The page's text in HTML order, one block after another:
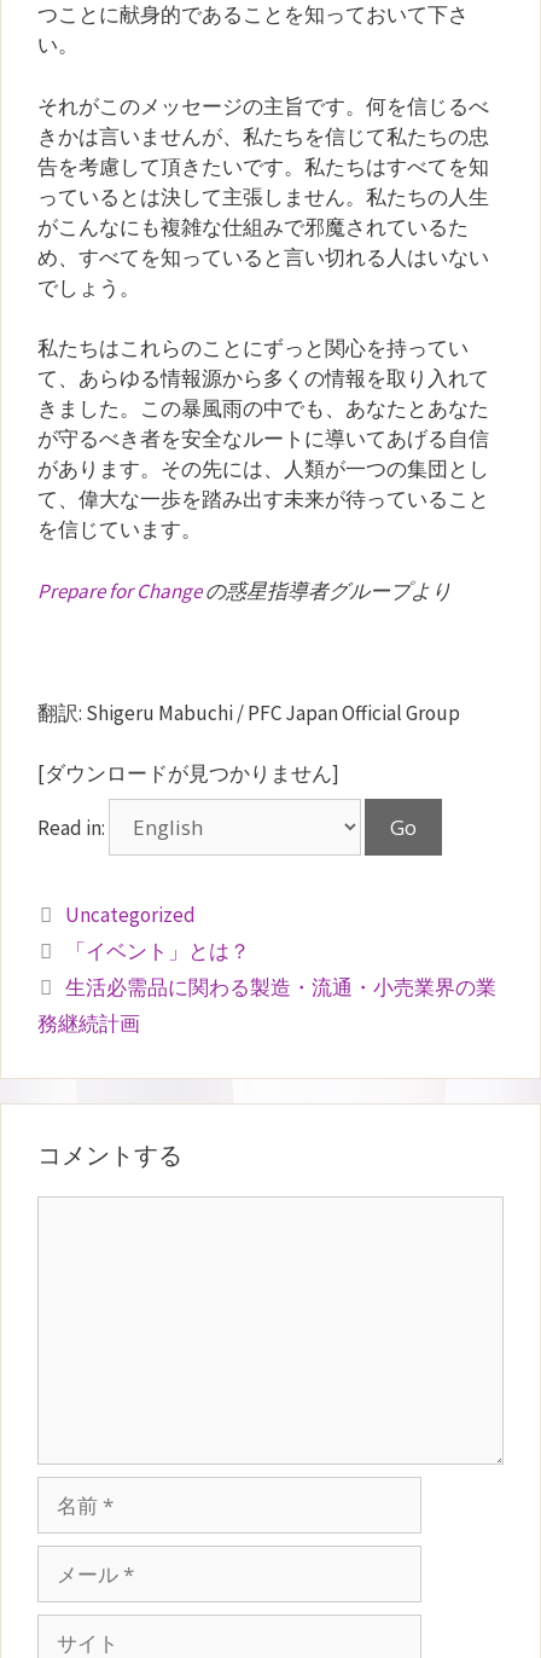
つことに献身的であることを知っておいて下さ
い。
それがこのメッセージの主旨です。何を信じるべ
きかは言いませんが、私たちを信じて私たちの忠
告を考慮して頂きたいです。私たちはすべてを知
っているとは決して主張しません。私たちの人生
がこんなにも複雑な仕組みで邪魔されているた
め、すべてを知っていると言い切れる人はいない
でしょう。
私たちはこれらのことにずっと関心を持ってい
て、あらゆる情報源から多くの情報を取り入れて
きました。この暴風雨の中でも、あなたとあなた
が守るべき者を安全なルートに導いてあげる自信
があります。その先には、人類が一つの集団とし
て、偉大な一歩を踏み出す未来が待っていること
を信じています。
Prepare for Changeの惑星指導者グループより
翻訳: Shigeru Mabuchi / PFC Japan Official Group
[ダウンロードが見つかりません]
Read in:
カ
テ
リ
ー
Uncategorized
「イベント」とは？
生活必需品に関わる製造・流通・小売業界の業
務継続計画
コメントする
ル